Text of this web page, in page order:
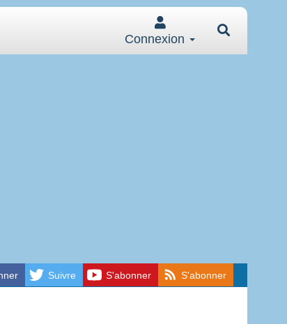
Connexion
Suivre S'abonner S'abonner